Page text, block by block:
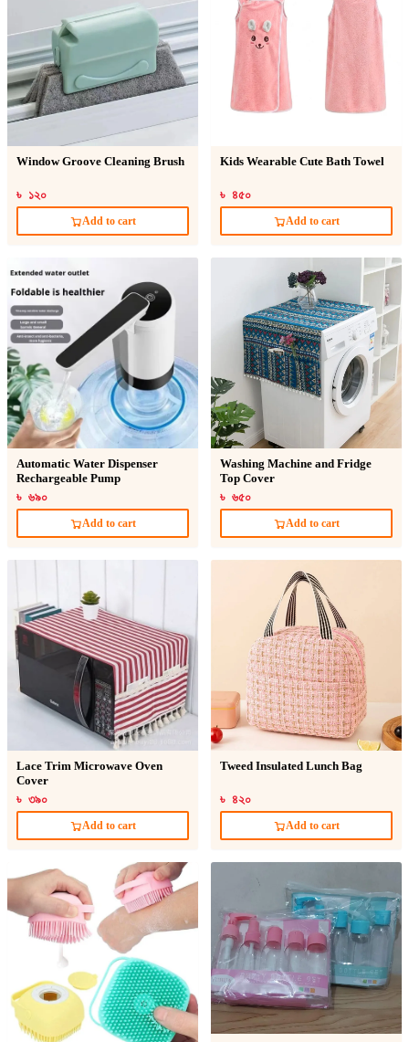
Window Groove Cleaning Brush
৳ ১২০
Add to cart
Kids Wearable Cute Bath Towel
৳ ৪৫০
Add to cart
Automatic Water Dispenser
Rechargeable Pump
৳ ৬৯০
Add to cart
Washing Machine and Fridge
Top Cover
৳ ৬৫০
Add to cart
Lace Trim Microwave Oven
Cover
৳ ৩৯০
Add to cart
Tweed Insulated Lunch Bag
৳ ৪২০
Add to cart